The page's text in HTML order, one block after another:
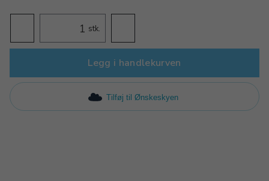
stk.
Legg i handlekurven
Tilføj til Ønskeskyen